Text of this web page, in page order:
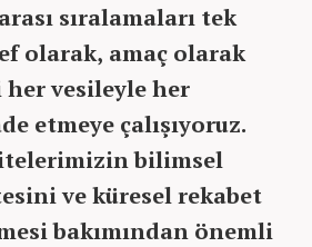
sıralamaları tek
olarak, amaç olarak
vesileyle her
etmeye çalışıyoruz.
bilimsel
ve küresel rekabet
bakımından önemli